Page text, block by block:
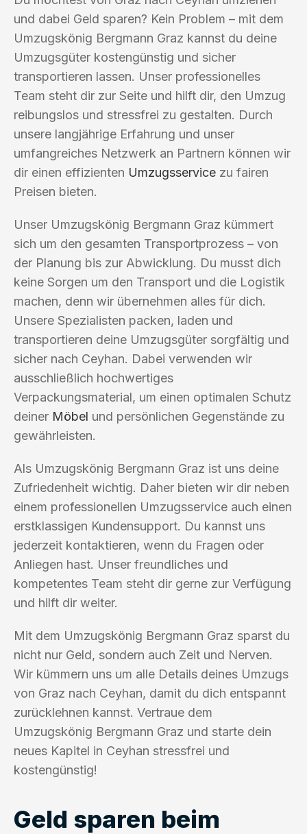
und dabei Geld sparen? Kein Problem – mit dem
Umzugskönig Bergmann Graz kannst du deine
Umzugsgüter kostengünstig und sicher
transportieren lassen. Unser professionelles
Team steht dir zur Seite und hilft dir, den Umzug
reibungslos und stressfrei zu gestalten. Durch
unsere langjährige Erfahrung und unser
umfangreiches Netzwerk an Partnern können wir
dir einen effizienten Umzugsservice zu fairen
Preisen bieten.
Unser Umzugskönig Bergmann Graz kümmert
sich um den gesamten Transportprozess – von
der Planung bis zur Abwicklung. Du musst dich
keine Sorgen um den Transport und die Logistik
machen, denn wir übernehmen alles für dich.
Unsere Spezialisten packen, laden und
transportieren deine Umzugsgüter sorgfältig und
sicher nach Ceyhan. Dabei verwenden wir
ausschließlich hochwertiges
Verpackungsmaterial, um einen optimalen Schutz
deiner Möbel und persönlichen Gegenstände zu
gewährleisten.
Als Umzugskönig Bergmann Graz ist uns deine
Zufriedenheit wichtig. Daher bieten wir dir neben
einem professionellen Umzugsservice auch einen
erstklassigen Kundensupport. Du kannst uns
jederzeit kontaktieren, wenn du Fragen oder
Anliegen hast. Unser freundliches und
kompetentes Team steht dir gerne zur Verfügung
und hilft dir weiter.
Mit dem Umzugskönig Bergmann Graz sparst du
nicht nur Geld, sondern auch Zeit und Nerven.
Wir kümmern uns um alle Details deines Umzugs
von Graz nach Ceyhan, damit du dich entspannt
zurücklehnen kannst. Vertraue dem
Umzugskönig Bergmann Graz und starte dein
neues Kapitel in Ceyhan stressfrei und
kostengünstig!
Geld sparen beim